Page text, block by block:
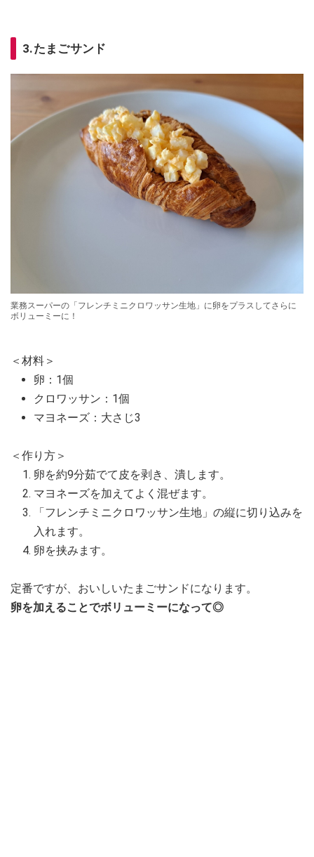
3.たまごサンド
業務スーパーの「フレンチミニクロワッサン生地」に卵をプラスしてさらに
ボリューミーに！
＜材料＞
卵：1個
クロワッサン：1個
マヨネーズ：大さじ3
＜作り方＞
卵を約9分茹でて皮を剥き、潰します。
マヨネーズを加えてよく混ぜます。
「フレンチミニクロワッサン生地」の縦に切り込みを
入れます。
卵を挟みます。
定番ですが、おいしいたまごサンドになります。
卵を加えることでボリューミーになって◎